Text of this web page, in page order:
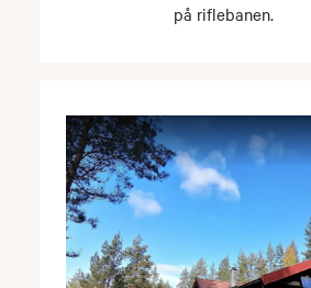
på riflebanen.